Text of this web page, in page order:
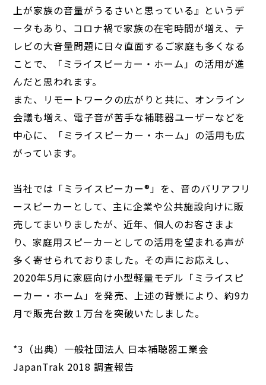
上が家族の音量がうるさいと思っている』というデ
ータもあり、コロナ禍で家族の在宅時間が増え、テ
レビの大音量問題に日々直面するご家庭も多くなる
ことで、「ミライスピーカー・ホーム」の活用が進
んだと思われます。
また、リモートワークの広がりと共に、オンライン
会議も増え、電子音が苦手な補聴器ユーザーなどを
中心に、「ミライスピーカー・ホーム」の活用も広
がっています。
当社では「ミライスピーカー®」を、音のバリアフリ
ースピーカーとして、主に企業や公共施設向けに販
売してまいりましたが、近年、個人のお客さまよ
り、家庭用スピーカーとしての活用を望まれる声が
多く寄せられておりました。その声にお応えし、
2020年5月に家庭向け小型軽量モデル「ミライスピ
ーカー・ホーム」を発売、上述の背景により、約9カ
月で販売台数１万台を突破いたしました。
*3（出典）一般社団法人 日本補聴器工業会
JapanTrak 2018 調査報告